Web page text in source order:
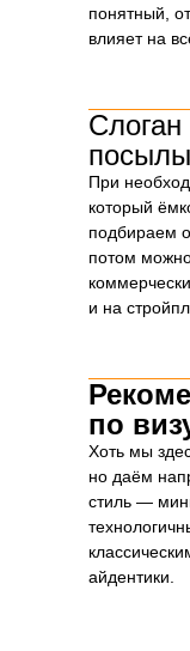
понятный,
влияет на
При
который
подбираем
потом можно
и на
по
Хоть мы
но даём
стиль —
айдентики.